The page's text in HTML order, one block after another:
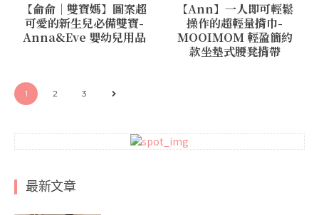
【侖侖｜雙寶媽】圖案超
可愛的新生兒必備雙寶-
Anna&Eve 嬰幼兒用品
【Ann】一人即可輕鬆
操作的超輕量揹巾-
MOOIMOM 輕盈簡約
款坐墊式腰凳揹帶
1 2 3
最新文章